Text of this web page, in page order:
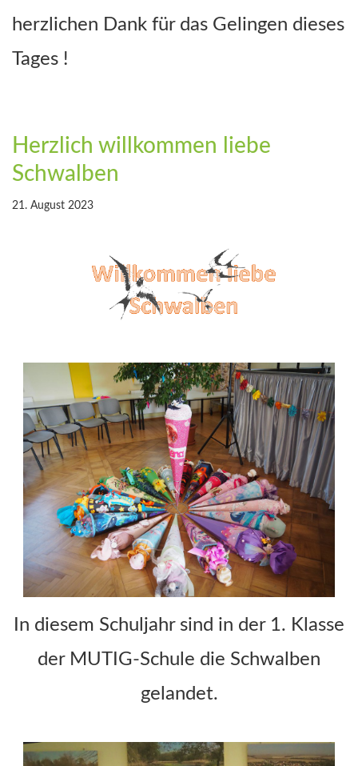
herzlichen Dank für das Gelingen dieses
Tages !
Herzlich willkommen liebe
Schwalben
21. August 2023
In diesem Schuljahr sind in der 1. Klasse
der MUTIG-Schule die Schwalben
gelandet.